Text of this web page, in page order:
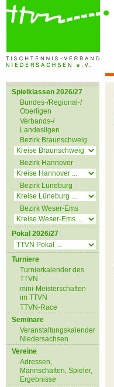
Spielklassen 2026/27
Bundes-/Regional-/
Oberligen
Verbands-/
Landesligen
Bezirk Braunschweig
Bezirk Hannover
Bezirk Lüneburg
Bezirk Weser-Ems
Pokal 2026/27
Turniere
Turnierkalender des
TTVN
mini-Meisterschaften
im TTVN
TTVN-Race
Seminare
Veranstaltungskalender
Niedersachsen
Vereine
Adressen,
Mannschaften, Spieler,
Ergebnisse